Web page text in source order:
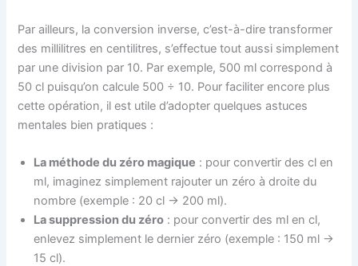
Par ailleurs, la conversion inverse, c’est-à-dire transformer
des millilitres en centilitres, s’effectue tout aussi simplement
par une division par 10. Par exemple, 500 ml correspond à
50 cl puisqu’on calcule 500 ÷ 10. Pour faciliter encore plus
cette opération, il est utile d’adopter quelques astuces
mentales bien pratiques :
La méthode du zéro magique : pour convertir des cl en
ml, imaginez simplement rajouter un zéro à droite du
nombre (exemple : 20 cl → 200 ml).
La suppression du zéro : pour convertir des ml en cl,
enlevez simplement le dernier zéro (exemple : 150 ml →
15 cl).